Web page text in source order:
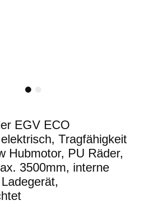
EGV ECO
Tragfähigkeit
Hubmotor, PU Räder,
3500mm, interne